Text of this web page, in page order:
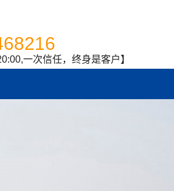
一次信任，终身是客户】